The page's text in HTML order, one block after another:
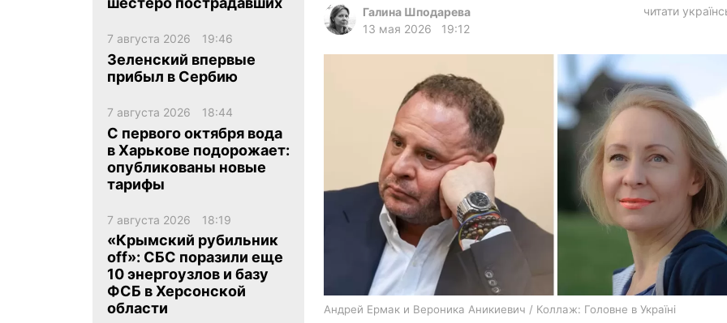
gambling
en
Галина Шподарева
13 мая 2026
19:12
читати
Андрей Ермак и Вероника Аникиевич / Коллаж: Головне в Україні
7 августа 2026 19:46
Зеленский впервые
прибыл в Сербию
7 августа 2026 18:44
С первого октября вода
в Харькове подорожает:
опубликованы новые
тарифы
7 августа 2026 18:19
«Крымский рубильник
off»: СБС поразили еще
10 энергоузлов и базу
ФСБ в Херсонской
области